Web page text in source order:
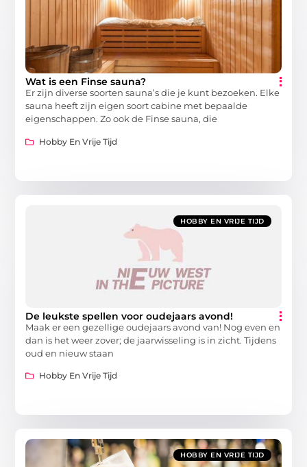
Wat is een Finse sauna?
Er zijn diverse soorten sauna’s die je kunt bezoeken. Elke
sauna heeft zijn eigen soort cabine met bepaalde
eigenschappen. Zo ook de Finse sauna, die
Hobby En Vrije Tijd
HOBBY EN VRIJE TIJD
De leukste spellen voor oudejaars avond!
Maak er een gezellige oudejaars avond van! Nog even en
dan is het weer zover; de jaarwisseling is in zicht. Tijdens
oud en nieuw staan
Hobby En Vrije Tijd
HOBBY EN VRIJE TIJD